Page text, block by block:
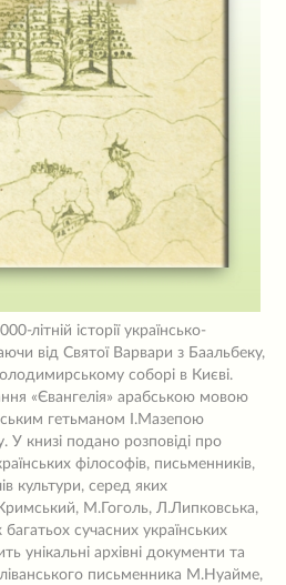
літній історії українсько-
від Святої Варвари з Баальбеку,
соборі в Києві.
«Євангелія» арабською мовою
гетьманом І.Мазепою
У книзі подано розповіді про
філософів, письменників,
культури, серед яких
М.Гоголь, Л.Липковська,
багатьох сучасних українських
унікальні архівні документи та
письменника М.Нуайме,